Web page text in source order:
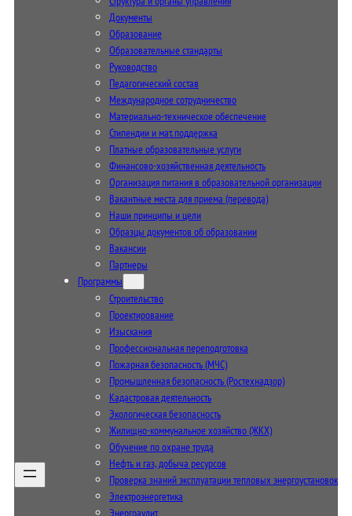
Документы
Образование
Образовательные стандарты
Руководство
Педагогический состав
Международное сотрудничество
Материально-техническое обеспечение
Стипендии и мат. поддержка
Платные образовательные услуги
Финансово-хозяйственная деятельность
Организация питания в образовательной организации
Вакантные места для приема (перевода)
Наши принципы и цели
Образцы документов об образовании
Вакансии
Партнеры
Программы
Строительство
Проектирование
Изыскания
Профессиональная переподготовка
Пожарная безопасность (МЧС)
Промышленная безопасность (Ростехнадзор)
Кадастровая деятельность
Экологическая безопасность
Жилищно-коммунальное хозяйство (ЖКХ)
Обучение по охране труда
Нефть и газ, добыча ресурсов
Проверка знаний эксплуатации тепловых энергоустановок
Электроэнергетика
Энергоаудит